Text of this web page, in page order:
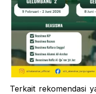
Terkait rekomendasi